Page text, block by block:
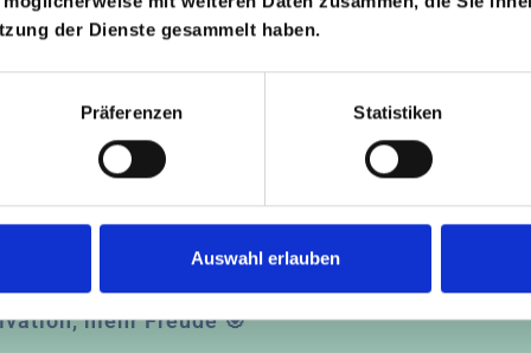
der Dienste gesammelt haben.
Präferenzen Statistiken
Auswahl erlauben
geschützten Raum kann dein Kind ganz
jedes Kind dort ab, wo es steht, und
mehr Freude 🎯